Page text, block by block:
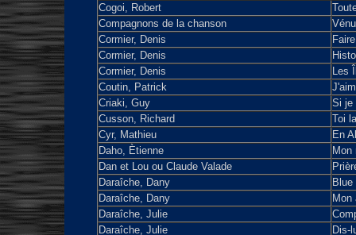
Cogoi, Robert
Compagnons de la chanson
Cormier, Denis
Cormier, Denis
Cormier, Denis
Les
Coutin, Patrick
Criaki, Guy
Si je
Cusson, Richard
Toi
Cyr, Mathieu
En
Daho, Ètienne
Mon
Dan et Lou ou Claude Valade
Daraîche, Dany
Blue
Daraîche, Dany
Mon
Daraîche, Julie
Daraîche, Julie
Dis-